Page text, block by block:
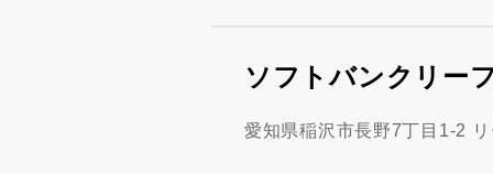
ソフトバンクリー
愛知県稲沢市長野7丁目1-2